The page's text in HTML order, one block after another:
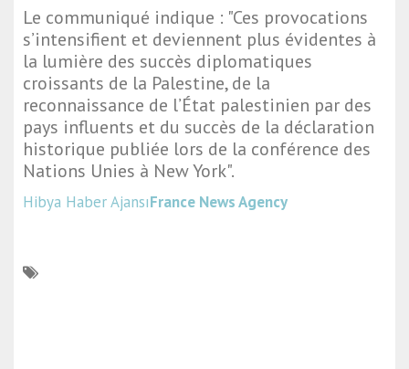
Le communiqué indique : "Ces provocations
s’intensifient et deviennent plus évidentes à
la lumière des succès diplomatiques
croissants de la Palestine, de la
reconnaissance de l’État palestinien par des
pays influents et du succès de la déclaration
historique publiée lors de la conférence des
Nations Unies à New York".
Hibya Haber AjansıFrance News Agency